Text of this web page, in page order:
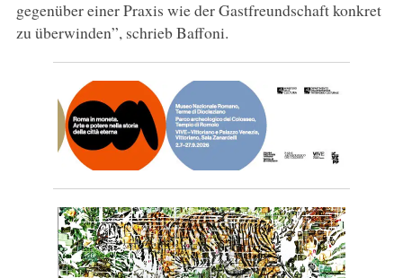
gegenüber einer Praxis wie der Gastfreundschaft konkret
zu überwinden”, schrieb Baffoni.